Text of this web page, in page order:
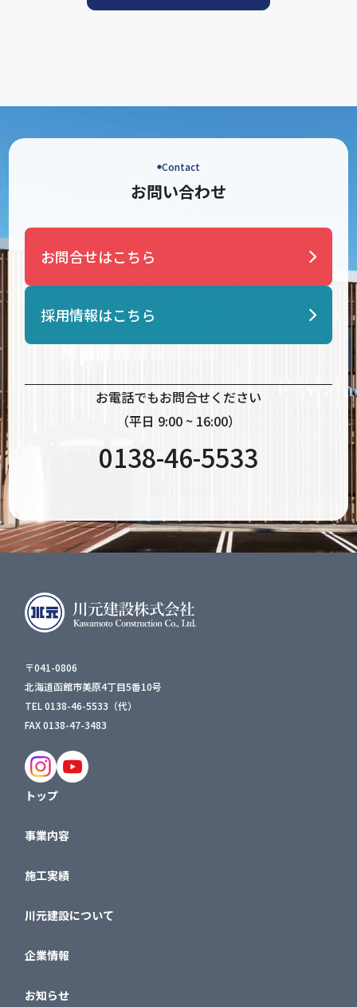
Contact
お問い合わせ
お問合せはこちら
採用情報はこちら
お電話でもお問合せください
（平日 9:00 ~ 16:00）
0138-46-5533
〒041-0806
北海道函館市美原4丁目5番10号
TEL 0138-46-5533（代）
FAX 0138-47-3483
トップ
事業内容
施工実績
川元建設について
企業情報
お知らせ